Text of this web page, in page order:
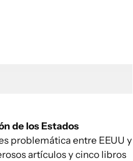
de los Estados
problemática entre EEUU y
artículos y cinco libros